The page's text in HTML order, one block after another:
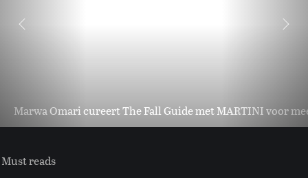
Marwa Omari cureert The Fall Guide met MARTINI voor
Must reads